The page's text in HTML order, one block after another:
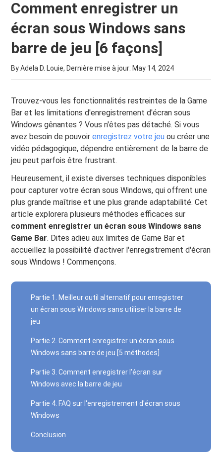
Comment enregistrer un
écran sous Windows sans
barre de jeu [6 façons]
By Adela D. Louie, Dernière mise à jour: May 14, 2024
Trouvez-vous les fonctionnalités restreintes de la Game
Bar et les limitations d'enregistrement d'écran sous
Windows gênantes ? Vous n'êtes pas détaché. Si vous
avez besoin de pouvoirenregistrez votre jeu ou créer une
vidéo pédagogique, dépendre entièrement de la barre de
jeu peut parfois être frustrant.
Heureusement, il existe diverses techniques disponibles
pour capturer votre écran sous Windows, qui offrent une
plus grande maîtrise et une plus grande adaptabilité. Cet
article explorera plusieurs méthodes efficaces sur
comment enregistrer un écran sous Windows sans
Game Bar. Dites adieu aux limites de Game Bar et
accueillez la possibilité d'activer l'enregistrement d'écran
sous Windows ! Commençons.
Partie 1. Meilleur outil alternatif pour enregistrer
un écran sous Windows sans utiliser la barre de
jeu
Partie 2. Comment enregistrer un écran sous
Windows sans barre de jeu [5 méthodes]
Partie 3. Comment enregistrer l'écran sur
Windows avec la barre de jeu
Partie 4. FAQ sur l'enregistrement d'écran sous
Windows
Conclusion